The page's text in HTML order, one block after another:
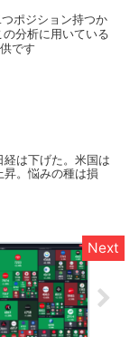
ポジション持つか
分析に用いている
です
は下げた。米国は
。悩みの種は損